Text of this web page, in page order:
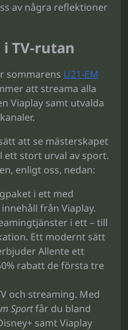
av några reflektioner
i TV-rutan
sommarens U21-EM
att streama alla
Viaplay samt utvalda
att se mästerskapet
ett stort urval av sport.
enligt oss, nedan:
i ett med
från Viaplay.
i ett – till
Ett modernt sätt
Allente ett
rabatt de första tre
och streaming. Med
Sportfår du bland
samt Viaplay